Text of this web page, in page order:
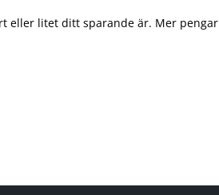
eller litet ditt sparande är. Mer pengar